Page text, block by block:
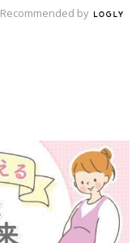
Recommended by